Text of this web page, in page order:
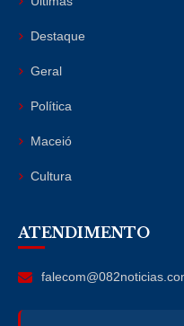
Destaque
Geral
Política
Maceió
Cultura
ATENDIMENTO